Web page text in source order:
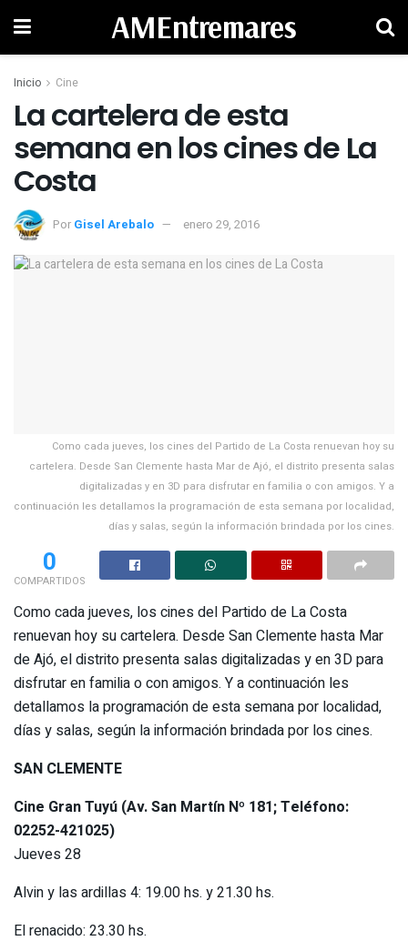
AMEntremares
Inicio Cine
La cartelera de esta
semana en los cines de La
Por Gisel Arebalo enero 29, 2016
Como cada jueves, los cines del Partido de La Costa renuevan hoy su
cartelera. Desde San Clemente hasta Mar de Ajó, el distrito presenta salas
digitalizadas y en 3D para disfrutar en familia o con amigos. Y a
continuación les detallamos la programación de esta semana por localidad,
días y salas, según la información brindada por los cines.
0
COMPARTIDOS
Como cada jueves, los cines del Partido de La Costa
renuevan hoy su cartelera. Desde San Clemente hasta Mar
de Ajó, el distrito presenta salas digitalizadas y en 3D para
disfrutar en familia o con amigos. Y a continuación les
detallamos la programación de esta semana por localidad,
días y salas, según la información brindada por los cines.
SAN CLEMENTE
Cine Gran Tuyú (Av. San Martín Nº 181; Teléfono:
02252-421025)
Jueves 28
Alvin y las ardillas 4: 19.00 hs. y 21.30 hs.
El renacido: 23.30 hs.